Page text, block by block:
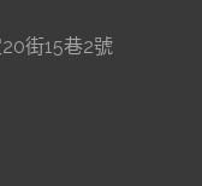
街15巷2號